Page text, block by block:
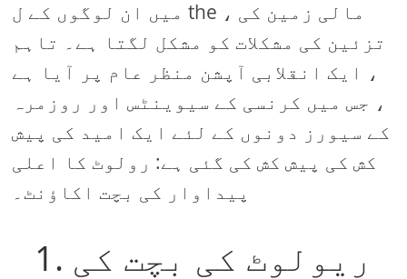
میں ان لوگوں کے ل the ، مالی زمین کی
تزئین کی مشکلات کو مشکل لگتا ہے۔ تاہم
، ایک انقلابی آپشن منظر عام پر آیا ہے
، جس میں کرنسی کے سیوینٹس اور روزمرہ
کے سیورز دونوں کے لئے ایک امید کی پیش
کش کی پیش کش کی گئی ہے: رولوٹ کا اعلی
پیداوار کی بچت اکاؤنٹ۔
1. ریولوٹ کی بچت کی